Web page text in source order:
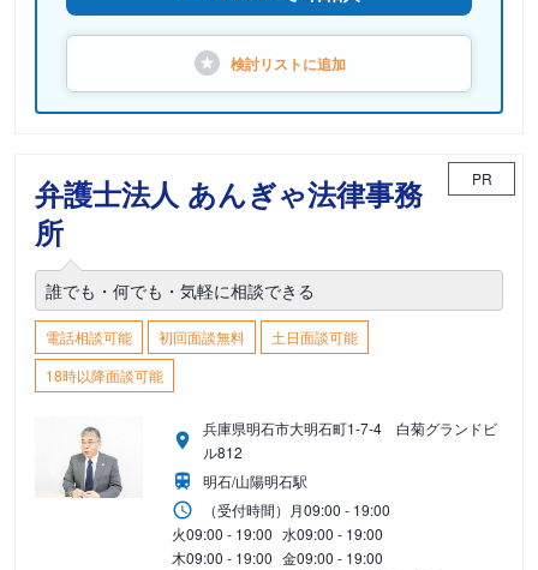
検討リストに追加
弁護士法人 あんぎゃ法律事務
所
PR
誰でも・何でも・気軽に相談できる
電話相談可能 初回面談無料
土日面談可能
18時以降面談可能
兵庫県明石市大明石町1-7-4 白菊グランドビ
ル812
明石/山陽明石駅
（受付時間） 月09:00 - 19:00
火09:00 - 19:00 水09:00 - 19:00
木09:00 - 19:00 金09:00 - 19:00